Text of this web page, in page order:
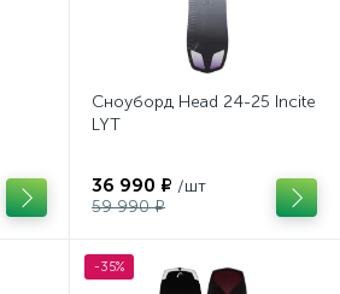
Сноуборд Head 24-25 Incite
LYT
36 990 ₽ /шт
59 990 ₽
-35%